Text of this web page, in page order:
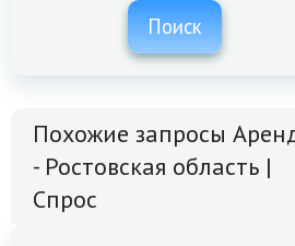
Поиск
Похожие запросы
- Ростовская область |
Спрос